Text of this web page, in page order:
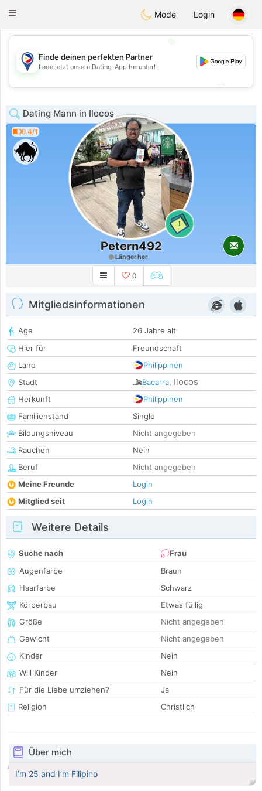
Philippines Chat
Toggle
Mode Login
💖
💕
Finde deinen perfekten Partner
Lade jetzt unsere Dating-App herunter!
Dating Mann in Ilocos
0.4/1
1
Petern492
Länger her
0
Mitgliedsinformationen
Age
26 Jahre alt
Hier für
Freundschaft
Land
Philippinen
Stadt
Bacarra, Ilocos
Herkunft
Philippinen
Familienstand
Single
Bildungsniveau
Nicht angegeben
Rauchen
Nein
Beruf
Nicht angegeben
Meine Freunde
Login
Mitglied seit
Login
Weitere Details
Suche nach
Frau
Augenfarbe
Braun
Haarfarbe
Schwarz
Körperbau
Etwas füllig
Größe
Nicht angegeben
Gewicht
Nicht angegeben
Kinder
Nein
Will Kinder
Nein
Für die Liebe umziehen?
Ja
Religion
Christlich
Über mich
I’m 25 and I’m Filipino